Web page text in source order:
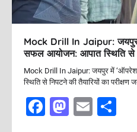
n
Mock Drill In Jaipur: जयपुर
सफल आयोजन: आपात स्थिति से
Mock Drill In Jaipur: जयपुर में
स्थिति से निपटने की तैयारियों का परीक्षण
F
M E